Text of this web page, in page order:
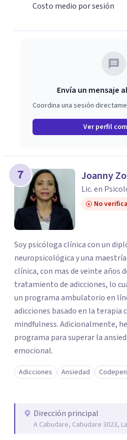
Costo medio por sesión
Envía un mensaje
Coordina una sesión
Ver perfil
7 Joanny
Lic. en
No
Soy psicóloga clínica con un
neuropsicológica y una
clínica, con mas de veinte años
tratamiento de adicciones, lo
un programa ambulatorio en
adicciones basado en la terapia
mindfulness. Adicionalmente,
programa para superar la
emocional.
Adicciones Ansiedad
Dirección principal
A Cabudare, Cabudare 3023,